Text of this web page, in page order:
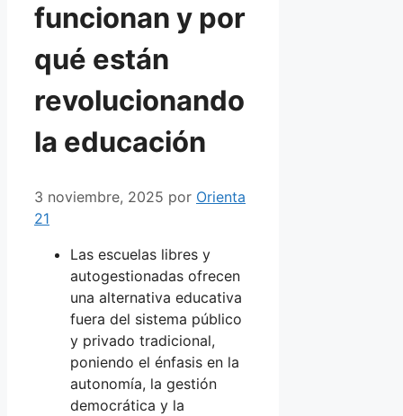
funcionan y por
qué están
revolucionando
la educación
3 noviembre, 2025 por Orienta
21
Las escuelas libres y
autogestionadas ofrecen
una alternativa educativa
fuera del sistema público
y privado tradicional,
poniendo el énfasis en la
autonomía, la gestión
democrática y la